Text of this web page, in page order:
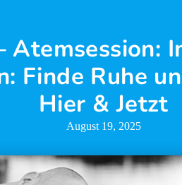
Atemsession:
Finde Ruhe
Hier & Jetzt
August 19, 2025